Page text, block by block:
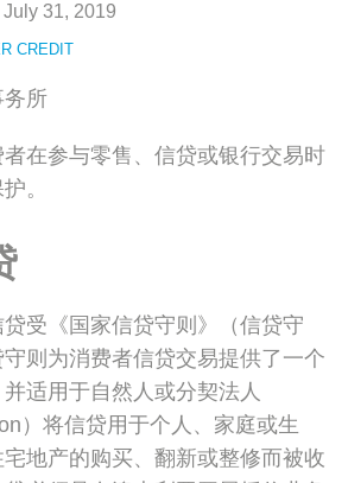
July 31, 2019
CREDIT
务所
在参与零售、信贷或银行交易时
。
受《国家信贷守则》（信贷守
则为消费者信贷交易提供了一个
适用于自然人或分契法人
）将信贷用于个人、家庭或生
地产的购买、翻新或整修而被收